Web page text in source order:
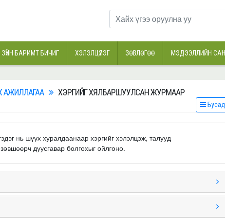
ЗҮЙН БАРИМТ БИЧИГ ХЭЛЭЛЦҮҮЛЭГ ЗӨВЛӨГӨӨ МЭДЭЭЛЛИЙН САН
АЖИЛЛАГАА
ХЭРГИЙГ ХЯЛБАРШУУЛСАН ЖУРМААР
Бусад
нь шүүх хуралдаанаар хэргийг хэлэлцэж, талууд
дуусгавар болгохыг ойлгоно.